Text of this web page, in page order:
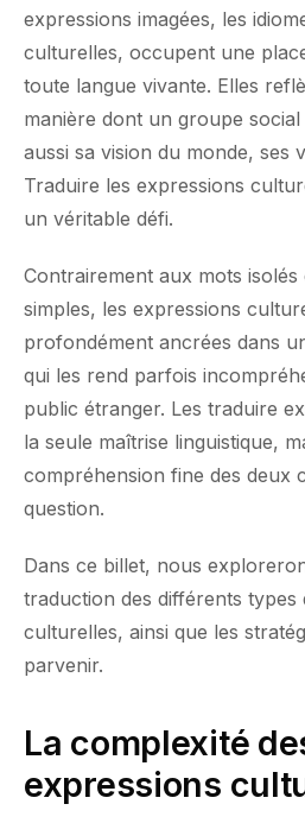
expressions imagées, les
culturelles, occupent une
toute langue vivante. Elles
manière dont un groupe
aussi sa vision du monde, ses
Traduire les expressions
un véritable défi.
Contrairement aux mots
simples, les expressions
profondément ancrées dans
qui les rend parfois
public étranger. Les traduire
la seule maîtrise linguistique,
compréhension fine des deux
question.
Dans ce billet, nous
traduction des différents types
culturelles, ainsi que les
parvenir.
La complexité
expressions